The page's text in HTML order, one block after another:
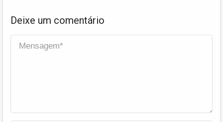
Deixe um comentário